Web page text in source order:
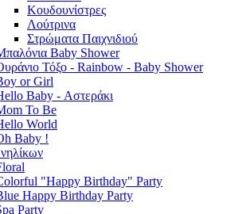
Κουδουνίστρες
Λούτρινα
Στρώματα Παιχνιδιού
Baby Shower
Τόξο - Rainbow - Baby Shower
or Girl
Baby - Αστεράκι
To Be
World
Baby !
"Happy Birthday" Party
Happy Birthday Party
Party